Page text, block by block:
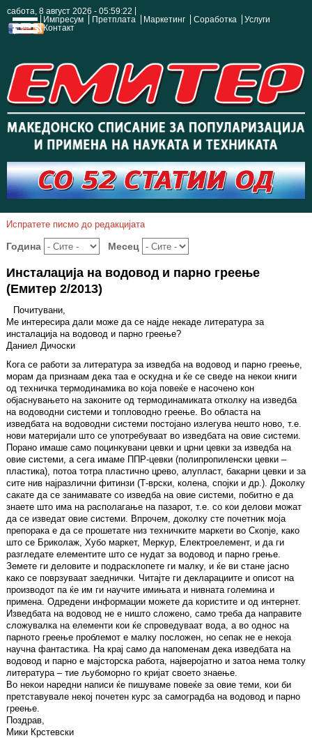
сабота, 8 август 2026 - 05:59:23
Импресум
Претплата Маркетинг Соработка
Услуги
Контакт
Испратете писмо до редакцијата
Година Месец
Инсталација на водовод и парно греење
(Емитер 2/2013)
Почитувани,
Ме интересира дали може да се најде некаде литература за
инсталација на водовод и парно греење?
Даниел Дичоски
Кога се работи за литература за изведба на водовод и парно греење,
морам да признаам дека таа е оскудна и ќе се сведе на некои книги
од техничка термодинамика во која повеќе е насочено кон
објаснувањето на законите од термодинамиката отколку на изведба
на водоводни системи и топловодно греење. Во областа на
изведбата на водоводни системи постојано излегува нешто ново, т.е.
нови материјали што се употребуваат во изведбата на овие системи.
Порано имаше само поцинкувани цевки и црни цевки за изведба на
овие системи, а сега имаме ППР-цевки (полипропиленски цевки –
пластика), потоа тотра пластично црево, алупласт, бакарни цевки и за
сите нив најразлични фитинзи (Т-врски, колена, спојки и др.). Доколку
сакате да се занимавате со изведба на овие системи, побитно е да
знаете што има на располагање на пазарот, т.е. со кои делови можат
да се изведат овие системи. Впрочем, доколку сте почетник моја
препорака е да се прошетате низ техничките маркети во Скопје, како
што се Бриколаж, Хубо маркет, Меркур, Електроелемент, и да ги
разгледате елементите што се нудат за водовод и парно грење.
Земете ги деловите и подрасклопете ги малку, и ќе ви стане јасно
како се поврзуваат заеднички. Читајте ги декларациите и описот на
производот па ќе им ги научите имињата и нивната големина и
примена. Одредени информации можете да користите и од интернет.
Изведбата на водовод не е ништо сложено, само треба да направите
сложувалка на елементи кои ќе спроведуваат вода, а во однос на
парното греење проблемот е малку посложен, но сепак не е некоја
научна фантастика. На крај само да напоменам дека изведбата на
водовод и парно е мајсторска работа, најверојатно и затоа нема толку
литература – тие љубоморно го кријат своето знаење.
Во некои наредни написи ќе пишуваме повеќе за овие теми, кои би
претставувале некој почетен курс за самоградба на водовод и парно
греење.
Поздрав,
Мики Крстевски